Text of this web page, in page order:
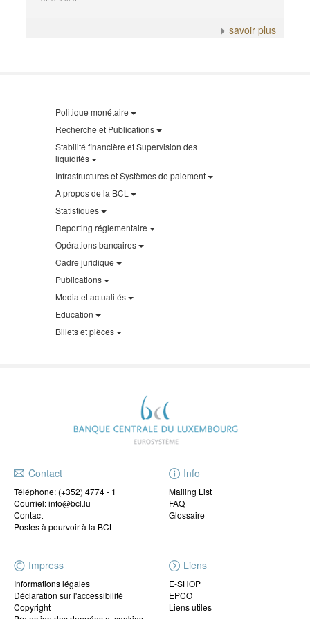
savoir plus
Politique monétaire
Recherche et Publications
Stabilité financière et Supervision des
liquidités
Infrastructures et Systèmes de paiement
A propos de la BCL
Statistiques
Reporting réglementaire
Opérations bancaires
Cadre juridique
Publications
Media et actualités
Education
Billets et pièces
Contact
Téléphone: (+352) 4774 - 1
Courriel: info@bcl.lu
Contact
Postes à pourvoir à la BCL
Info
Mailing List
FAQ
Glossaire
Impress
Informations légales
Déclaration sur l'accessibilité
Copyright
Liens
E-SHOP
EPCO
Liens utiles